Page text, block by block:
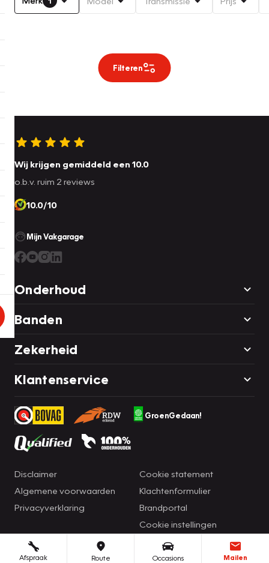
Filteren
Afspraak Route Occasions Mailen
Wij krijgen gemiddeld een 10.0
o.b.v. ruim 2 reviews
10.0/10
Mijn Vakgarage
Onderhoud
Banden
Zekerheid
Klantenservice
GroenGedaan!
Disclaimer
Algemene voorwaarden
Privacyverklaring
Cookie statement
Klachtenformulier
Brandportal
Cookie instellingen